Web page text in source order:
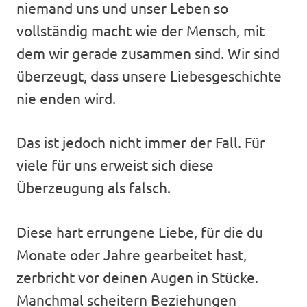
niemand uns und unser Leben so
vollständig macht wie der Mensch, mit
dem wir gerade zusammen sind. Wir sind
überzeugt, dass unsere Liebesgeschichte
nie enden wird.
Das ist jedoch nicht immer der Fall. Für
viele für uns erweist sich diese
Überzeugung als falsch.
Diese hart errungene Liebe, für die du
Monate oder Jahre gearbeitet hast,
zerbricht vor deinen Augen in Stücke.
Manchmal scheitern Beziehungen